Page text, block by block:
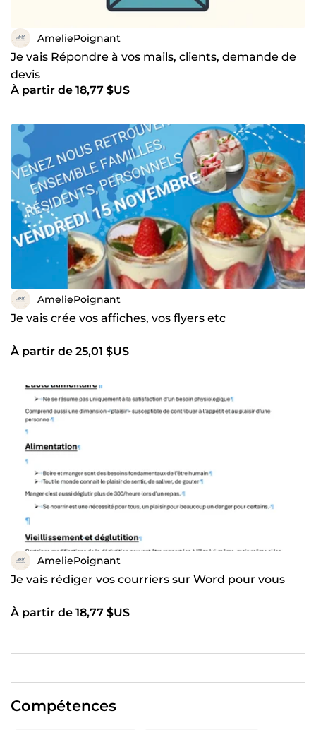
AmeliePoignant
Je vais Répondre à vos mails, clients, demande de
devis
À partir de 18,77 $US
AmeliePoignant
Je vais crée vos affiches, vos flyers etc
À partir de 25,01 $US
AmeliePoignant
Je vais rédiger vos courriers sur Word pour vous
À partir de 18,77 $US
Compétences